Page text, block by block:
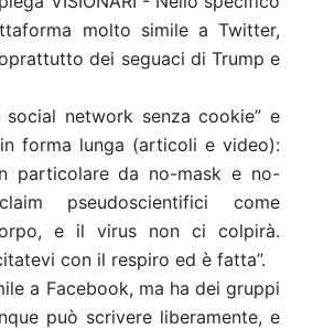
molto simile a Twitter,
dei seguaci di Trump e
network senza cookie” e
forma lunga (articoli e video):
particolare da no-mask e no-
pseudoscientifici come
e il virus non ci colpirà.
con il respiro ed è fatta”.
a Facebook, ma ha dei gruppi
può scrivere liberamente, e